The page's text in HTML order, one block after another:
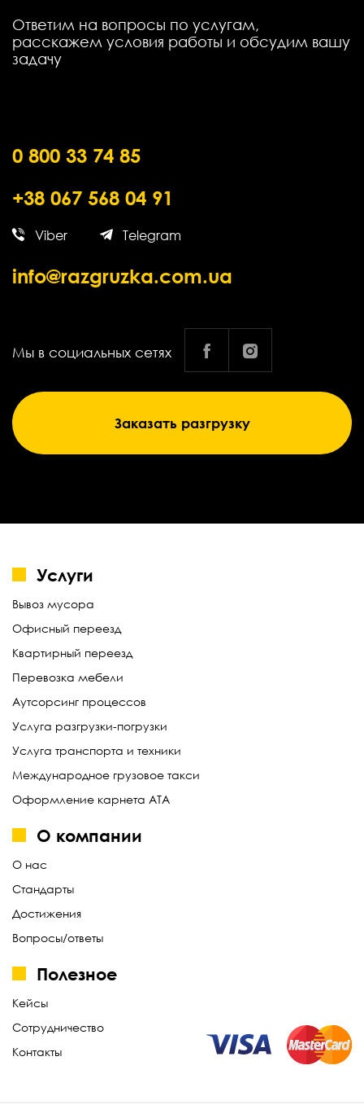
Ответим на вопросы по услугам,
расскажем условия работы и обсудим вашу
задачу
0 800 33 74 85
+38 067 568 04 91
Viber Telegram
info@razgruzka.com.ua
Мы в социальных сетях
Заказать разгрузку
Услуги
Вывоз мусора
Офисный переезд
Квартирный переезд
Перевозка мебели
Аутсорсинг процессов
Услуга разгрузки-погрузки
Услуга транспорта и техники
Международное грузовое такси
Оформление карнета АТА
О компании
О нас
Стандарты
Достижения
Вопросы/ответы
Полезное
Кейсы
Сотрудничество
Контакты